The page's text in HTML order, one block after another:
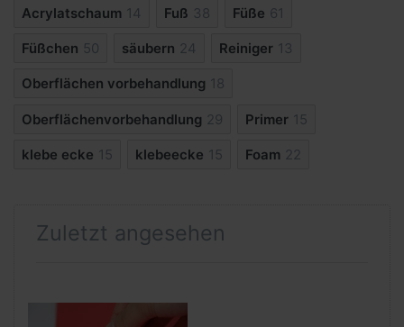
Acrylatschaum 14 Fuß 38 Füße 61
Füßchen 50 säubern 24 Reiniger 13
Oberflächen vorbehandlung 18
Oberflächenvorbehandlung 29 Primer 15
klebe ecke 15 klebeecke 15 Foam 22
Zuletzt angesehen